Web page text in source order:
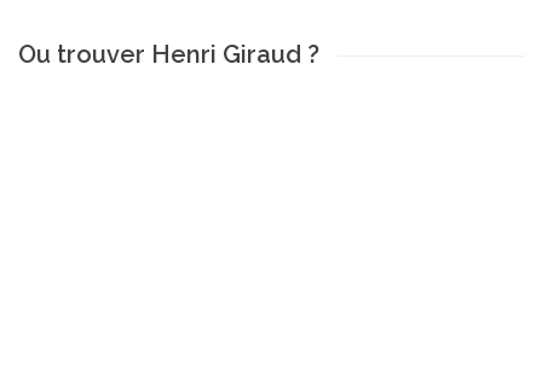
Ou trouver Henri Giraud ?